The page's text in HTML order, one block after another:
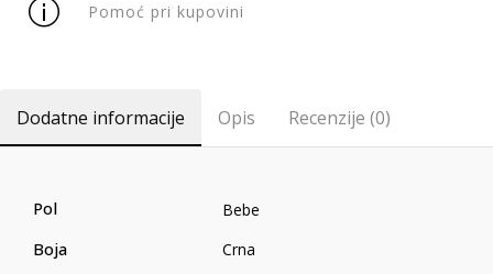
Pomoć pri kupovini
Dodatne informacije Opis Recenzije (0)
Pol Bebe
Boja Crna